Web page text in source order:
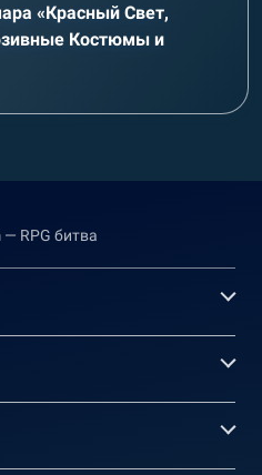
«Красный Свет,
Костюмы и
RPG битва